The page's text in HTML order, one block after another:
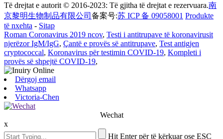
Të drejtat e autorit © 2016-2023: Të gjitha të drejtat e rezervuara.南
京黎明生物制品有限公司 备案号:苏 ICP 备 09058001 Produkte
të nxehta - Sitap
Roman Coronavirus 2019 ncov, Testi i antitrupave të koronavirusit
njerëzor IgM/IgG, Çantë e provës së antitrupave, Test antigjen
cryptococcal, Koronavirus për testimin COVID-19, Kompleti i
provës së shpejtë COVID-19,
Dërgoj email
Whatsapp
Victoria-Chen
Wechat
x
Hit Enter për të kërkuar ose ESC